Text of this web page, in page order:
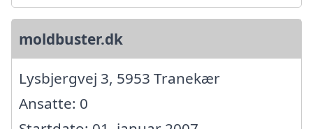
moldbuster.dk
Lysbjergvej 3, 5953 Tranekær
Ansatte: 0